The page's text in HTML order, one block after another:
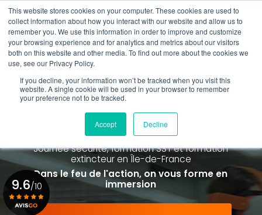
This website stores cookies on your computer. These cookies are used to
collect information about how you interact with our website and allow us to
remember you. We use this information in order to improve and customize
your browsing experience and for analytics and metrics about our visitors
both on this website and other media. To find out more about the cookies we
use, see our Privacy Policy.
If you decline, your information won’t be tracked when you visit this
website. A single cookie will be used in your browser to remember
your preference not to be tracked.
Accept Decline
Aller
au
contenu
principal
01 84 20 18 48
Spécialiste de la formation SST et
de la Formation Incendie
à Paris La Défense depuis 2015
Journée sécurité, formation SST et formation
extincteuren Île-de-France
Dans le feu de l'action, on vous forme en
immersion
9.6/10